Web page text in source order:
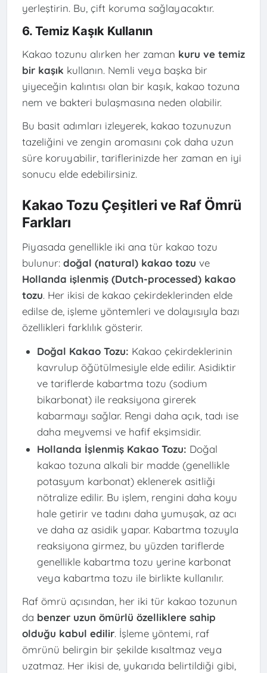
yerleştirin. Bu, çift koruma sağlayacaktır.
6. Temiz Kaşık Kullanın
Kakao tozunu alırken her zaman kuru ve temiz
bir kaşık kullanın. Nemli veya başka bir
yiyeceğin kalıntısı olan bir kaşık, kakao tozuna
nem ve bakteri bulaşmasına neden olabilir.
Bu basit adımları izleyerek, kakao tozunuzun
tazeliğini ve zengin aromasını çok daha uzun
süre koruyabilir, tariflerinizde her zaman en iyi
sonucu elde edebilirsiniz.
Kakao Tozu Çeşitleri ve Raf Ömrü
Farkları
Piyasada genellikle iki ana tür kakao tozu
bulunur: doğal (natural) kakao tozu ve
Hollanda işlenmiş (Dutch-processed) kakao
tozu. Her ikisi de kakao çekirdeklerinden elde
edilse de, işleme yöntemleri ve dolayısıyla bazı
özellikleri farklılık gösterir.
Doğal Kakao Tozu: Kakao çekirdeklerinin
kavrulup öğütülmesiyle elde edilir. Asidiktir
ve tariflerde kabartma tozu (sodium
bikarbonat) ile reaksiyona girerek
kabarmayı sağlar. Rengi daha açık, tadı ise
daha meyvemsi ve hafif ekşimsidir.
Hollanda İşlenmiş Kakao Tozu: Doğal
kakao tozuna alkali bir madde (genellikle
potasyum karbonat) eklenerek asitliği
nötralize edilir. Bu işlem, rengini daha koyu
hale getirir ve tadını daha yumuşak, az acı
ve daha az asidik yapar. Kabartma tozuyla
reaksiyona girmez, bu yüzden tariflerde
genellikle kabartma tozu yerine karbonat
veya kabartma tozu ile birlikte kullanılır.
Raf ömrü açısından, her iki tür kakao tozunun
da benzer uzun ömürlü özelliklere sahip
olduğu kabul edilir. İşleme yöntemi, raf
ömrünü belirgin bir şekilde kısaltmaz veya
uzatmaz. Her ikisi de, yukarıda belirtildiği gibi,